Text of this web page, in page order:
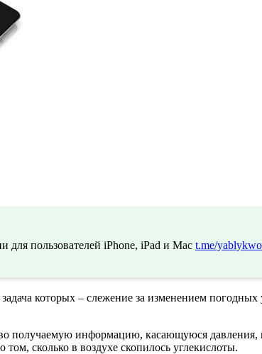
пользователей iPhone, iPad и Mac t.me/
которых – слежение за изменением
получаемую информацию, касающуюся
сколько в воздухе скопилось углекислоты.